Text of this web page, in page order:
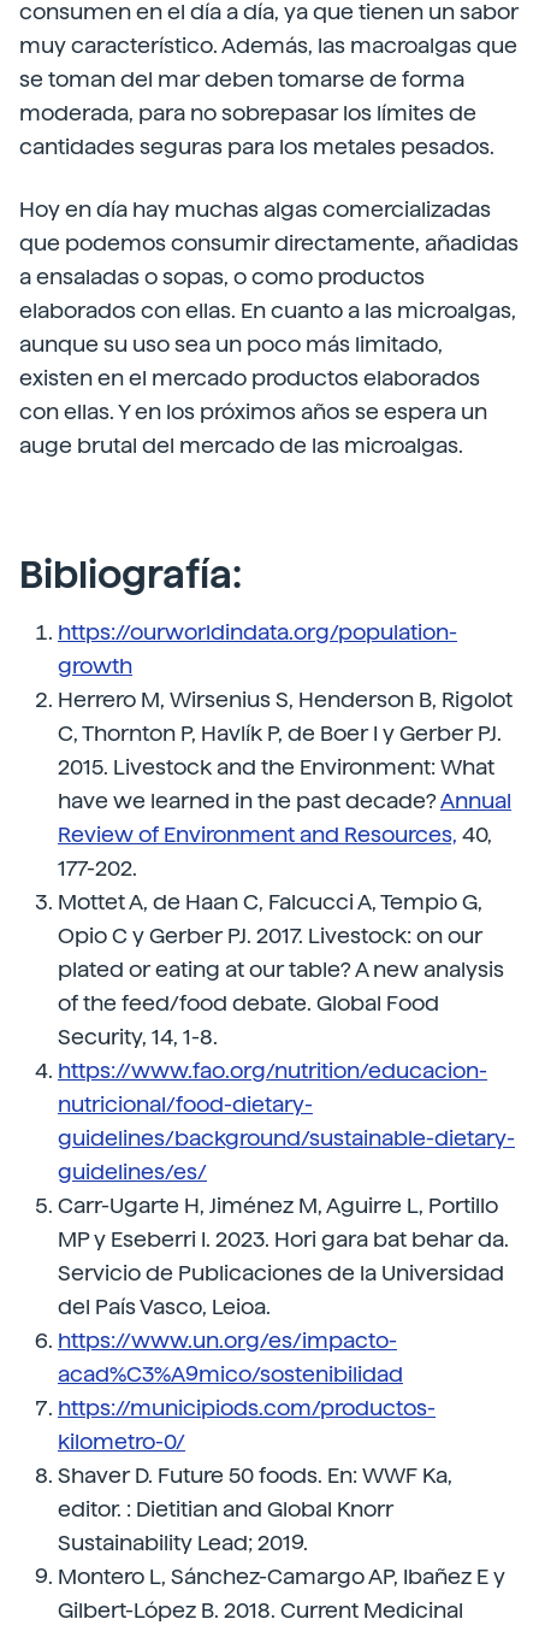
consumen en el día a día, ya que tienen un sabor
muy característico. Además, las macroalgas que
se toman del mar deben tomarse de forma
moderada, para no sobrepasar los límites de
cantidades seguras para los metales pesados.
Hoy en día hay muchas algas comercializadas
que podemos consumir directamente, añadidas
a ensaladas o sopas, o como productos
elaborados con ellas. En cuanto a las microalgas,
aunque su uso sea un poco más limitado,
existen en el mercado productos elaborados
con ellas. Y en los próximos años se espera un
auge brutal del mercado de las microalgas.
Bibliografía:
https://ourworldindata.org/population-
growth
Herrero M, Wirsenius S, Henderson B, Rigolot
C, Thornton P, Havlík P, de Boer I y Gerber PJ.
2015. Livestock and the Environment: What
have we learned in the past decade?Annual
Review of Environment and Resources, 40,
177-202.
Mottet A, de Haan C, Falcucci A, Tempio G,
Opio C y Gerber PJ. 2017. Livestock: on our
plated or eating at our table? A new analysis
of the feed/food debate. Global Food
Security, 14, 1-8.
https://www.fao.org/nutrition/educacion-
nutricional/food-dietary-
guidelines/background/sustainable-dietary-
guidelines/es/
Carr-Ugarte H, Jiménez M, Aguirre L, Portillo
MP y Eseberri I. 2023. Hori gara bat behar da.
Servicio de Publicaciones de la Universidad
del País Vasco, Leioa.
https://www.un.org/es/impacto-
acad%C3%A9mico/sostenibilidad
https://municipiods.com/productos-
kilometro-0/
Shaver D. Future 50 foods. En: WWF Ka,
editor. : Dietitian and Global Knorr
Sustainability Lead; 2019.
Montero L, Sánchez-Camargo AP, Ibañez E y
Gilbert-López B. 2018. Current Medicinal